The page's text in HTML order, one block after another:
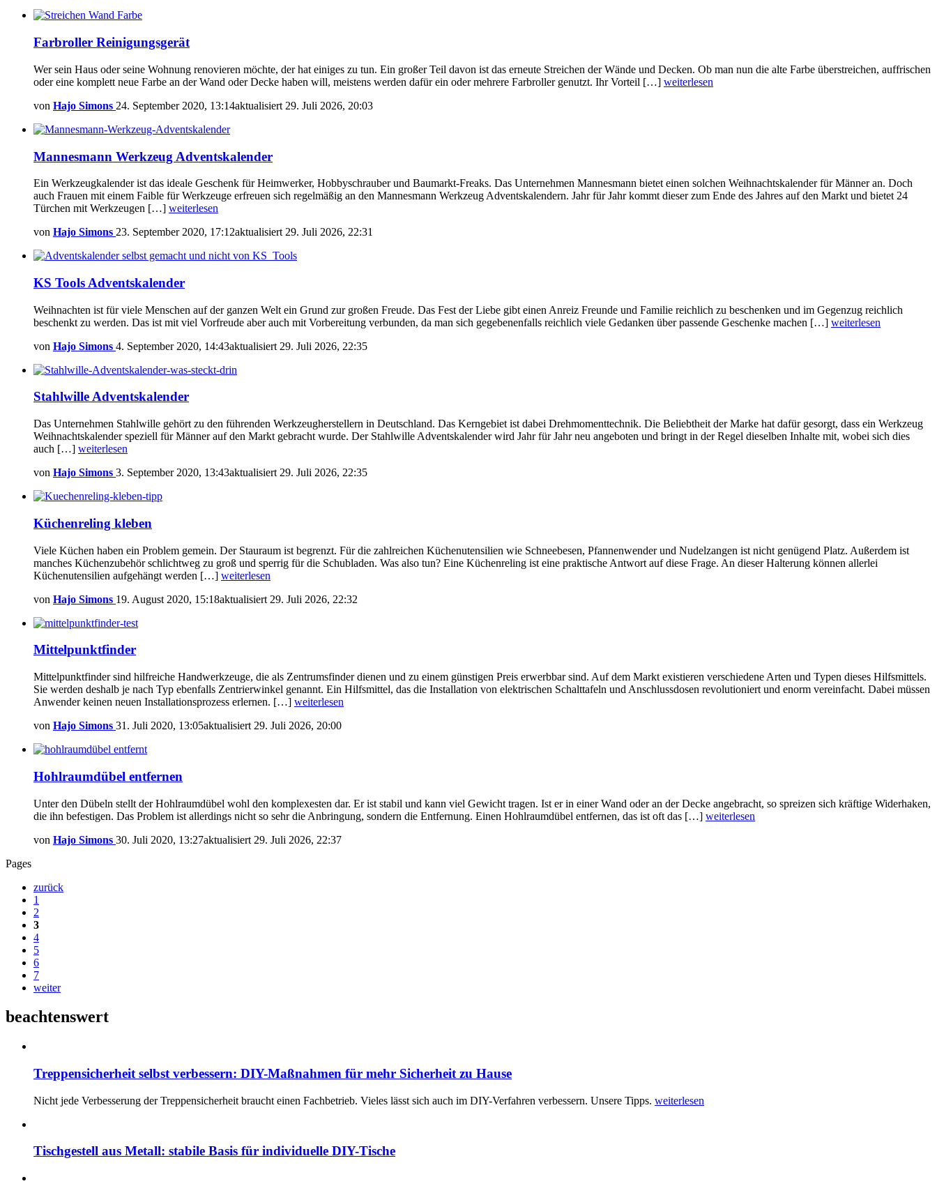
Farbroller Reinigungsgerät
Wer sein Haus oder seine Wohnung renovieren möchte, der hat einiges zu tun. Ein großer Teil davon ist das erneute Streichen der Wände und Decken. Ob man nun die alte Farbe überstreichen, auffrischen
oder eine komplett neue Farbe an der Wand oder Decke haben will, meistens werden dafür ein oder mehrere Farbroller genutzt. Ihr Vorteil […] weiterlesen
von Hajo Simons 24. September 2020, 13:14aktualisiert 29. Juli 2026, 20:03
Mannesmann Werkzeug Adventskalender
Ein Werkzeugkalender ist das ideale Geschenk für Heimwerker, Hobbyschrauber und Baumarkt-Freaks. Das Unternehmen Mannesmann bietet einen solchen Weihnachtskalender für Männer an. Doch
auch Frauen mit einem Faible für Werkzeuge erfreuen sich regelmäßig an den Mannesmann Werkzeug Adventskalendern. Jahr für Jahr kommt dieser zum Ende des Jahres auf den Markt und bietet 24
Türchen mit Werkzeugen […] weiterlesen
von Hajo Simons 23. September 2020, 17:12aktualisiert 29. Juli 2026, 22:31
KS Tools Adventskalender
Weihnachten ist für viele Menschen auf der ganzen Welt ein Grund zur großen Freude. Das Fest der Liebe gibt einen Anreiz Freunde und Familie reichlich zu beschenken und im Gegenzug reichlich
beschenkt zu werden. Das ist mit viel Vorfreude aber auch mit Vorbereitung verbunden, da man sich gegebenenfalls reichlich viele Gedanken über passende Geschenke machen […] weiterlesen
von Hajo Simons 4. September 2020, 14:43aktualisiert 29. Juli 2026, 22:35
Stahlwille Adventskalender
Das Unternehmen Stahlwille gehört zu den führenden Werkzeugherstellern in Deutschland. Das Kerngebiet ist dabei Drehmomenttechnik. Die Beliebtheit der Marke hat dafür gesorgt, dass ein Werkzeug
Weihnachtskalender speziell für Männer auf den Markt gebracht wurde. Der Stahlwille Adventskalender wird Jahr für Jahr neu angeboten und bringt in der Regel dieselben Inhalte mit, wobei sich dies
auch […] weiterlesen
von Hajo Simons 3. September 2020, 13:43aktualisiert 29. Juli 2026, 22:35
Küchenreling kleben
Viele Küchen haben ein Problem gemein. Der Stauraum ist begrenzt. Für die zahlreichen Küchenutensilien wie Schneebesen, Pfannenwender und Nudelzangen ist nicht genügend Platz. Außerdem ist
manches Küchenzubehör schlichtweg zu groß und sperrig für die Schubladen. Was also tun? Eine Küchenreling ist eine praktische Antwort auf diese Frage. An dieser Halterung können allerlei
Küchenutensilien aufgehängt werden […] weiterlesen
von Hajo Simons 19. August 2020, 15:18aktualisiert 29. Juli 2026, 22:32
Mittelpunktfinder
Mittelpunktfinder sind hilfreiche Handwerkzeuge, die als Zentrumsfinder dienen und zu einem günstigen Preis erwerbbar sind. Auf dem Markt existieren verschiedene Arten und Typen dieses Hilfsmittels.
Sie werden deshalb je nach Typ ebenfalls Zentrierwinkel genannt. Ein Hilfsmittel, das die Installation von elektrischen Schalttafeln und Anschlussdosen revolutioniert und enorm vereinfacht. Dabei müssen
Anwender keinen neuen Installationsprozess erlernen. […] weiterlesen
von Hajo Simons 31. Juli 2020, 13:05aktualisiert 29. Juli 2026, 20:00
Hohlraumdübel entfernen
Unter den Dübeln stellt der Hohlraumdübel wohl den komplexesten dar. Er ist stabil und kann viel Gewicht tragen. Ist er in einer Wand oder an der Decke angebracht, so spreizen sich kräftige Widerhaken,
die ihn befestigen. Das Problem ist allerdings nicht so sehr die Anbringung, sondern die Entfernung. Einen Hohlraumdübel entfernen, das ist oft das […] weiterlesen
von Hajo Simons 30. Juli 2020, 13:27aktualisiert 29. Juli 2026, 22:37
Pages
zurück
1
2
3
4
5
6
7
weiter
beachtenswert
Treppensicherheit selbst verbessern: DIY-Maßnahmen für mehr Sicherheit zu Hause
Nicht jede Verbesserung der Treppensicherheit braucht einen Fachbetrieb. Vieles lässt sich auch im DIY-Verfahren verbessern. Unsere Tipps. weiterlesen
Tischgestell aus Metall: stabile Basis für individuelle DIY-Tische